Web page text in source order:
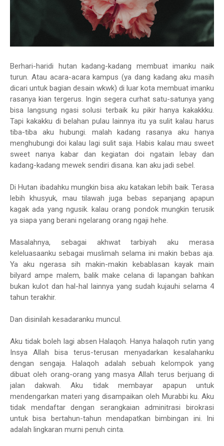
Berhari-haridi hutan kadang-kadang membuat imanku naik
turun. Atau acara-acara kampus (ya dang kadang aku masih
dicari untuk bagian desain wkwk) di luar kota membuat imanku
rasanya kian tergerus. Ingin segera curhat satu-satunya yang
bisa langsung ngasi solusi terbaik ku pikir hanya kakakkku.
Tapi kakakku di belahan pulau lainnya itu ya sulit kalau harus
tiba-tiba aku hubungi. malah kadang rasanya aku hanya
menghubungi doi kalau lagi sulit saja. Habis kalau mau sweet
sweet nanya kabar dan kegiatan doi ngatain lebay dan
kadang-kadang mewek sendiri disana. kan aku jadi sebel.
Di Hutan ibadahku mungkin bisa aku katakan lebih baik. Terasa
lebih khusyuk, mau tilawah juga bebas sepanjang apapun
kagak ada yang ngusik. kalau orang pondok mungkin terusik
ya siapa yang berani ngelarang orang ngaji hehe.
Masalahnya, sebagai akhwat tarbiyah aku merasa
keleluasaanku sebagai muslimah selama ini makin bebas aja.
Ya aku ngerasa sih makin-makin kebablasan kayak main
bilyard ampe malem, balik make celana di lapangan bahkan
bukan kulot dan hal-hal lainnya yang sudah kujauhi selama 4
tahun terakhir.
Dan disinilah kesadaranku muncul.
Aku tidak boleh lagi absen Halaqoh. Hanya halaqoh rutin yang
Insya Allah bisa terus-terusan menyadarkan kesalahanku
dengan sengaja. Halaqoh adalah sebuah kelompok yang
dibuat oleh orang-orang yang masya Allah terus berjuang di
jalan dakwah. Aku tidak membayar apapun untuk
mendengarkan materi yang disampaikan oleh Murabbi ku. Aku
tidak mendaftar dengan serangkaian adminitrasi birokrasi
untuk bisa bertahun-tahun mendapatkan bimbingan ini. Ini
adalah lingkaran murni penuh cinta.